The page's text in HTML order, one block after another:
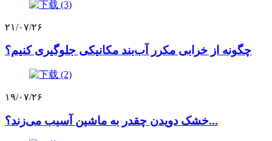
۲۱/۰۷/۲۶
چگونه از خرابی مکرر آب‌بند مکانیکی جلوگیری کنیم؟
۱۹/۰۷/۲۶
خشک دویدن چقدر به ماشین آسیب می‌زند؟...